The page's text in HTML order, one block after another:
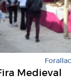
Forallac
Medieval